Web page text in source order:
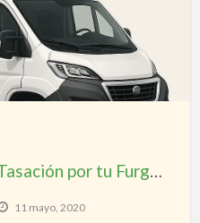
¡Consigue la Máxima Tasación por tu Furgoneta Hoy Mismo!
11 mayo, 2020